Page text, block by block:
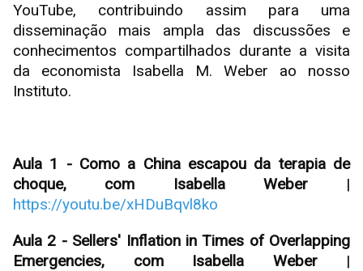
YouTube, contribuindo assim para uma
disseminação mais ampla das discussões e
conhecimentos compartilhados durante a visita
da economista Isabella M. Weber ao nosso
Instituto.
Aula 1 - Como a China escapou da terapia de
choque, com Isabella Weber|
https://youtu.be/xHDuBqvl8ko
Aula 2 - Sellers' Inflation in Times of Overlapping
Emergencies, com Isabella Weber|